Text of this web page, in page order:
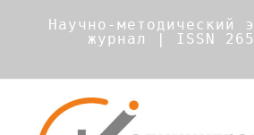
Научно-методический
журнал | ISSN